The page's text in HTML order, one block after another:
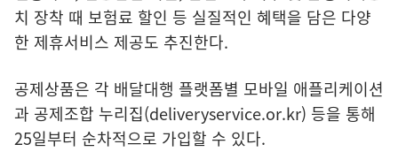
치 장착 때 보험료 할인 등 실질적인 혜택을 담은 다양
한 제휴서비스 제공도 추진한다.
공제상품은 각 배달대행 플랫폼별 모바일 애플리케이션
과 공제조합 누리집(deliveryservice.or.kr) 등을 통해
25일부터 순차적으로 가입할 수 있다.